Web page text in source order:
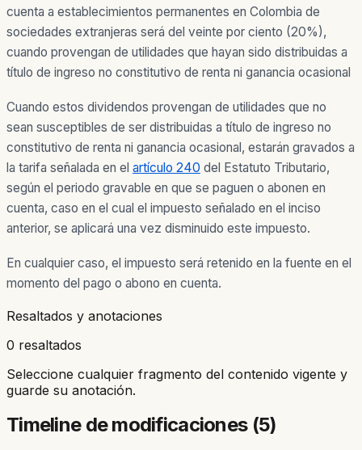
cuenta a establecimientos permanentes en Colombia de
sociedades extranjeras será del veinte por ciento (20%),
cuando provengan de utilidades que hayan sido distribuidas a
título de ingreso no constitutivo de renta ni ganancia ocasional
Cuando estos dividendos provengan de utilidades que no
sean susceptibles de ser distribuidas a título de ingreso no
constitutivo de renta ni ganancia ocasional, estarán gravados a
la tarifa señalada en el artículo 240 del Estatuto Tributario,
según el periodo gravable en que se paguen o abonen en
cuenta, caso en el cual el impuesto señalado en el inciso
anterior, se aplicará una vez disminuido este impuesto.
En cualquier caso, el impuesto será retenido en la fuente en el
momento del pago o abono en cuenta.
Resaltados y anotaciones
0 resaltados
Seleccione cualquier fragmento del contenido vigente y
guarde su anotación.
Timeline de modificaciones (5)